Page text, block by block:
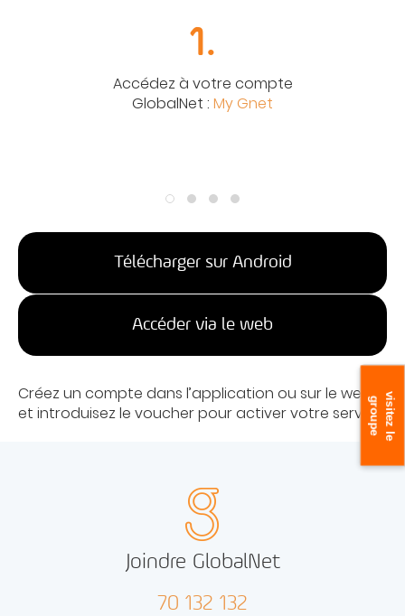
v
i s
i
t
e
z
l
e
g r
o
u
p
e
1.
Accédez à votre compte
GlobalNet : My Gnet
Télécharger sur Android
Accéder via le web
Créez un compte dans l’application ou sur le web
et introduisez le voucher pour activer votre service.
Joindre GlobalNet
70 132 132